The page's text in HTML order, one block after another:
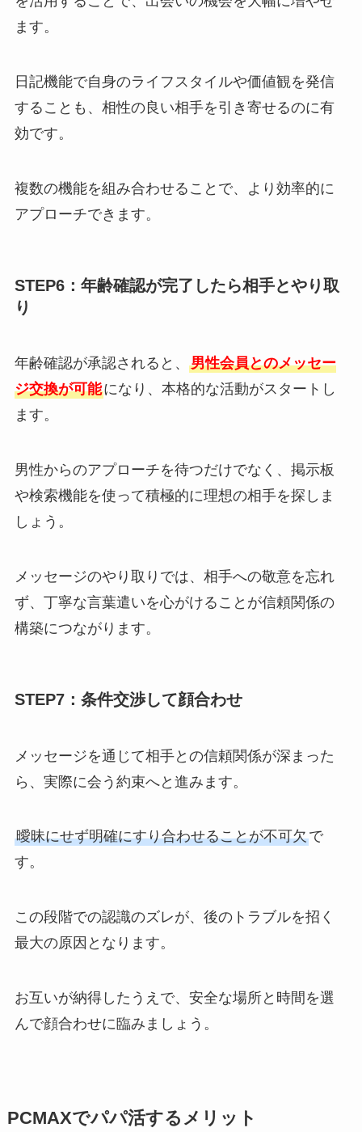
ます。
日記機能で自身のライフスタイルや価値観を発信
することも、相性の良い相手を引き寄せるのに有
効です。
複数の機能を組み合わせることで、より効率的に
アプローチできます。
STEP6：年齢確認が完了したら相手とやり取
り
年齢確認が承認されると、 男性会員とのメッセー
ジ交換が可能になり、本格的な活動がスタートし
ます。
男性からのアプローチを待つだけでなく、掲示板
や検索機能を使って積極的に理想の相手を探しま
しょう。
メッセージのやり取りでは、相手への敬意を忘れ
ず、丁寧な言葉遣いを心がけることが信頼関係の
構築につながります。
STEP7：条件交渉して顔合わせ
メッセージを通じて相手との信頼関係が深まった
ら、実際に会う約束へと進みます。
曖昧にせず明確にすり合わせることが不可欠で
す。
この段階での認識のズレが、後のトラブルを招く
最大の原因となります。
お互いが納得したうえで、安全な場所と時間を選
んで顔合わせに臨みましょう。
PCMAXでパパ活するメリット